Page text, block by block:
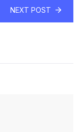
NEXT POST